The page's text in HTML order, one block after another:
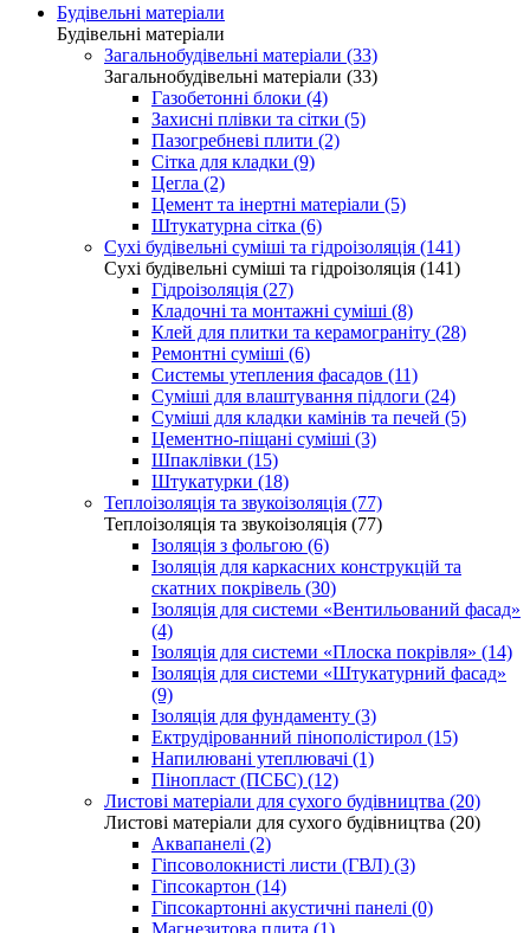
Будівельні матеріали
Будівельні матеріали
Загальнобудівельні матеріали (33)
Загальнобудівельні матеріали (33)
Газобетонні блоки (4)
Захисні плівки та сітки (5)
Пазогребневі плити (2)
Сітка для кладки (9)
Цегла (2)
Цемент та інертні матеріали (5)
Штукатурна сітка (6)
Сухі будівельні суміші та гідроізоляція (141)
Сухі будівельні суміші та гідроізоляція (141)
Гідроізоляція (27)
Кладочні та монтажні суміші (8)
Клей для плитки та керамограніту (28)
Ремонтні суміші (6)
Системы утепления фасадов (11)
Суміші для влаштування підлоги (24)
Суміші для кладки камінів та печей (5)
Цементно-піщані суміші (3)
Шпаклівки (15)
Штукатурки (18)
Теплоізоляція та звукоізоляція (77)
Теплоізоляція та звукоізоляція (77)
Ізоляція з фольгою (6)
Ізоляція для каркасних конструкцій та
скатних покрівель (30)
Ізоляція для системи «Вентильований фасад»
(4)
Ізоляція для системи «Плоска покрівля» (14)
Ізоляція для системи «Штукатурний фасад»
(9)
Ізоляція для фундаменту (3)
Ектрудірованний пінополістирол (15)
Напилювані утеплювачі (1)
Пінопласт (ПСБС) (12)
Листові матеріали для сухого будівництва (20)
Листові матеріали для сухого будівництва (20)
Аквапанелі (2)
Гіпсоволокнисті листи (ГВЛ) (3)
Гіпсокартон (14)
Гіпсокартонні акустичні панелі (0)
Магнезитова плита (1)